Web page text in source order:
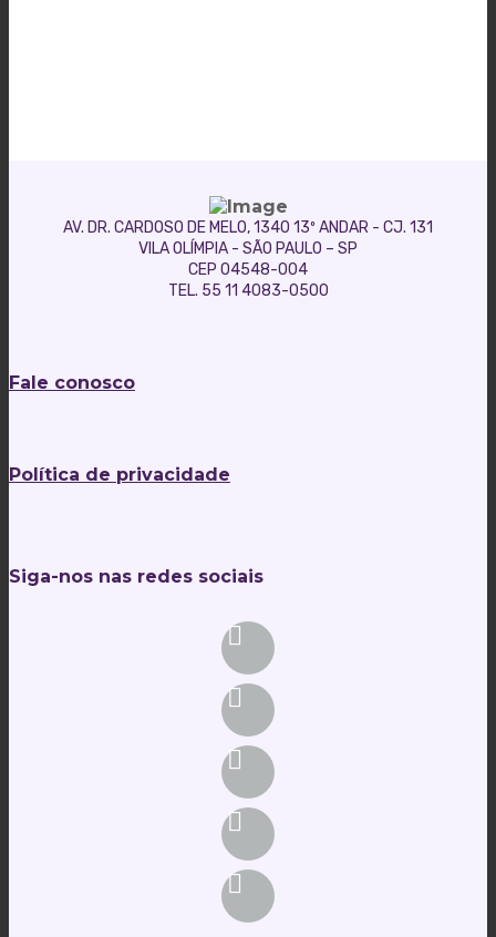
AV. DR. CARDOSO DE MELO, 1340 13º ANDAR - CJ. 131
VILA OLÍMPIA - SÃO PAULO – SP
CEP 04548-004
TEL. 55 11 4083-0500
Fale conosco
Política de privacidade
Siga-nos nas redes sociais